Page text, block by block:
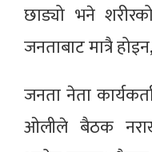
छाड्यो भने
जनताबाट मात्रै
जनता नेता
ओलीले बैठक